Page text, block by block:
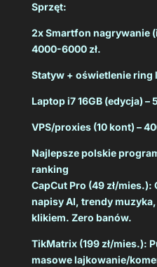
Sprzęt:
2x Smartfon nagrywanie
4000-6000 zł.
Statyw + oświetlenie ring
Laptop i7 16GB (edycja) –
VPS/proxies (10 kont) –
Najlepsze polskie
ranking
CapCut Pro (49 zł/
napisy AI, trendy
klikiem. Zero banów.
TikMatrix (199 zł/mies.):
masowe lajkowanie/